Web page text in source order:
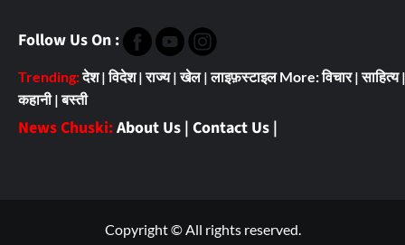
Follow Us On :
Trending:देश|विदेश|राज्य|खेल|लाइफ़स्टाइल More:विचार|साहित्य|
कहानी|बस्ती
News Chuski:About Us | Contact Us |
Copyright © All rights reserved.